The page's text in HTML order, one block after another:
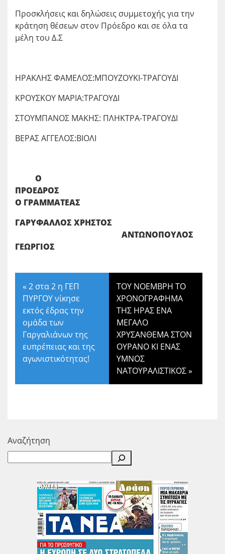
Προσκλήσεις και δηλώσεις συμμετοχής για την
κράτηση θέσεων στον Πρόεδρο και σε όλα τα
μέλη του Δ.Σ
ΗΡΑΚΛΗΣ ΦΑΜΕΛΟΣ:ΜΠΟΥΖΟΥΚΙ-ΤΡΑΓΟΥΔΙ
ΚΡΟΥΣΚΟΥ ΜΑΡΙΑ:ΤΡΑΓΟΥΔΙ
ΣΤΟΥΜΠΑΝΟΣ ΜΑΚΗΣ: ΠΛΗΚΤΡΑ-ΤΡΑΓΟΥΔΙ
ΒΕΡΑΣ ΑΓΓΕΛΟΣ:ΒΙΟΛΙ
Ο
ΠΡΟΕΔΡΟΣ
Ο ΓΡΑΜΜΑΤΕΑΣ
ΓΑΡΥΦΑΛΛΟΣ ΧΡΗΣΤΟΣ
ΑΝΤΩΝΟΠΟΥΛΟΣ
ΓΕΩΡΓΙΟΣ
« 2 στα 2 η ΓΕΠ
ΠΥΡΓΟΥ νίκησε
εκτός έδρας την
ομάδα των
Γαργαλιάνων της
ευπρέπειας και της
αγωνιστικότητας!
ΤΟΥ ΝΟΕΜΒΡΗ ΤΟ
ΧΡΟΝΟΓΡΑΦΗΜΑ
ΤΗΣ ΗΡΑΣ ΕΝΑ
ΜΕΓΑΛΟ
ΧΡΥΣΑΝΘΕΜΑ ΣΤΟΝ
ΟΥΡΑΝΟ ΚΙ ΕΝΑΣ
ΥΜΝΟΣ
ΝΑΤΟΥΡΑΛΙΣΤΙΚΟΣ»
Αναζήτηση